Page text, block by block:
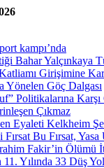
kampı’nda
Bahar Yalçınkaya
Girişimine
Yönelen Göç Dalgası
Politikalarına
Çıkmaz
Eyaleti Kelkheim
Bu Fırsat, Yasa
Fakir’in Ölümü
11. Yılında 33 Düş